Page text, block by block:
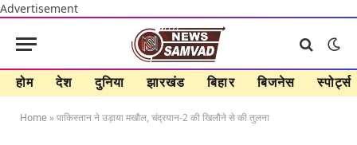
Advertisement
होम देश दुनिया झारखंड बिहार बिजनेस स्पोर्ट्स
Home »पाकिस्तान ने उड़ाया मखौल, चंद्रयान-2 की खिलौने से की तुलना